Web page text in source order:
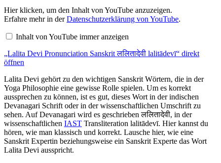
„Lalita
Devi
Pronunciation
ललितादेवी
von
YouTube
Hier klicken, um den Inhalt von YouTube anzuzeigen.
Erfahre mehr in derDatenschutzerklärung von YouTube.
Inhalt von YouTube immer anzeigen
„Lalita Devi Pronunciation Sanskrit ललितादेवी lalitādevī“ direkt
öffnen
Lalita Devi gehört zu den wichtigen Sanskrit Wörtern, die in der
Yoga Philosophie eine gewisse Rolle spielen. Um es korrekt
aussprechen zu können, ist es gut, dieses Wort in der indischen
Devanagari Schrift oder in der wissenschaftlichen Umschrift zu
sehen. Auf Devanagari wird es geschrieben ललितादेवी, in der
wissenschaftlichen IAST Transliteration lalitādevī. Hier kannst du
hören, wie man klassisch und korrekt. Lausche hier, wie eine
Sanskrit Expertin beziehungsweise ein Sanskrit Experte das Wort
Lalita Devi ausspricht.